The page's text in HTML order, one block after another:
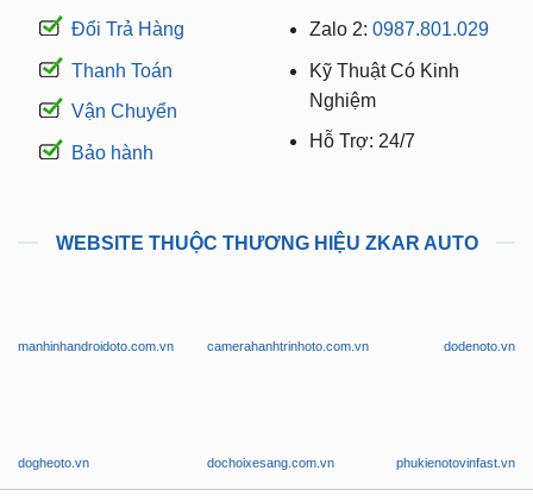
Đổi Trả Hàng
Thanh Toán
Vận Chuyển
Bảo hành
Zalo 2: 0987.801.029
Kỹ Thuật Có Kinh
Nghiệm
Hỗ Trợ: 24/7
WEBSITE THUỘC THƯƠNG HIỆU ZKAR AUTO
manhinhandroidoto.com.vn camerahanhtrinhoto.com.vn dodenoto.vn
dogheoto.vn dochoixesang.com.vn phukienotovinfast.vn